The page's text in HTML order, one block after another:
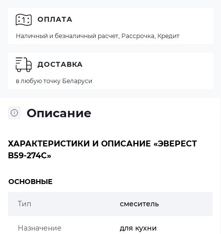
Описание
ХАРАКТЕРИСТИКИ И ОПИСАНИЕ «ЭВЕРЕСТ
B59-274C»
ОСНОВНЫЕ
Тип смеситель
Назначение для кухни
ОПЛАТА
Наличный и безналичный расчет, Рассрочка, Кредит
ДОСТАВКА
в любую точку Беларуси